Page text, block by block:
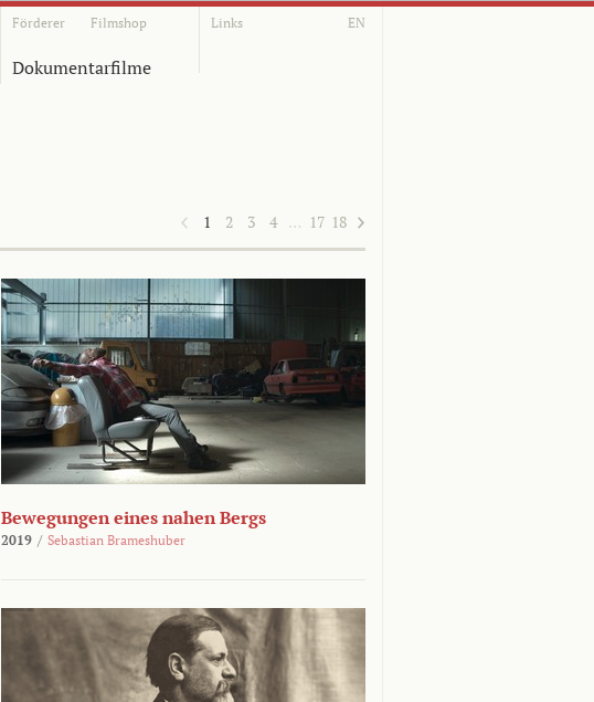
Förderer Filmshop Links EN
Dokumentarfilme
1 2 3 4 … 17 18
Bewegungen eines nahen Bergs
2019 / Sebastian Brameshuber